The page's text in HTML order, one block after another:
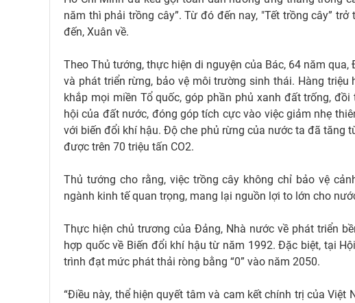
năm thì phải trồng cây”. Từ đó đến nay, "Tết trồng cây”
đến, Xuân về.
Theo Thủ tướng, thực hiện di nguyện của Bác, 64 năm
và phát triển rừng, bảo vệ môi trường sinh thái. Hàng
khắp mọi miền Tổ quốc, góp phần phủ xanh đất trống,
hội của đất nước, đóng góp tích cực vào việc giảm nhẹ
với biến đổi khí hậu. Độ che phủ rừng của nước ta đã tăng
được trên 70 triệu tấn CO2.
Thủ tướng cho rằng, việc trồng cây không chỉ bảo vệ
ngành kinh tế quan trọng, mang lại nguồn lợi to lớn cho
Thực hiện chủ trương của Đảng, Nhà nước về phát triển
hợp quốc về Biến đổi khí hậu từ năm 1992. Đặc biệt, tại
trình đạt mức phát thải ròng bằng “0” vào năm 2050.
“Điều này, thể hiện quyết tâm và cam kết chính trị của